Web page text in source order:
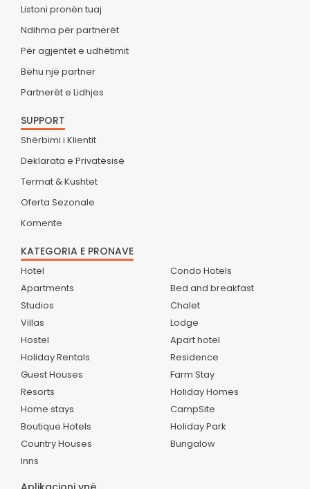
Listoni pronën tuaj
Ndihma për partnerët
Për agjentët e udhëtimit
Bëhu një partner
Partnerët e Lidhjes
SUPPORT
Shërbimi i Klientit
Deklarata e Privatësisë
Termat & Kushtet
Oferta Sezonale
Komente
KATEGORIA E PRONAVE
Hotel
Apartments
Studios
Villas
Hostel
Holiday Rentals
Guest Houses
Resorts
Home stays
Boutique Hotels
Country Houses
Inns
Condo Hotels
Bed and breakfast
Chalet
Lodge
Apart hotel
Residence
Farm Stay
Holiday Homes
CampSite
Holiday Park
Bungalow